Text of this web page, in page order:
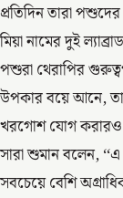
প্রতিদিন তারা
মিয়া নামের দুই
পশুরা থেরাপির
উপকার বয়ে আনে,
খরগোশ যোগ করারও
সারা শুমান বলেন,
সবচেয়ে বেশি